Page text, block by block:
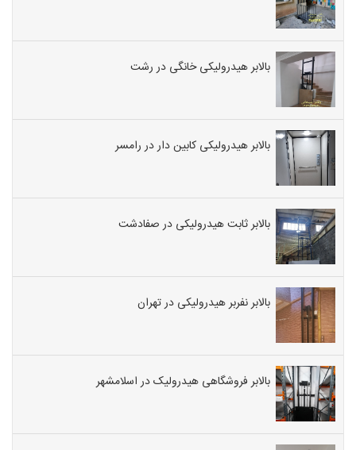
بالابر هیدرولیکی خانگی در رشت
بالابر هیدرولیکی کابین دار در رامسر
بالابر ثابت هیدرولیکی در صفادشت
بالابر نفربر هیدرولیکی در تهران
بالابر فروشگاهی هیدرولیک در اسلامشهر